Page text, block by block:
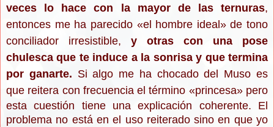
veces lo hace con la mayor de las ternuras,
entonces me ha parecido «el hombre ideal» de tono
conciliador irresistible, y otras con una pose
chulesca que te induce a la sonrisa y que termina
por ganarte. Si algo me ha chocado del Muso es
que reitera con frecuencia el término «princesa» pero
esta cuestión tiene una explicación coherente. El
problema no está en el uso reiterado sino en que yo